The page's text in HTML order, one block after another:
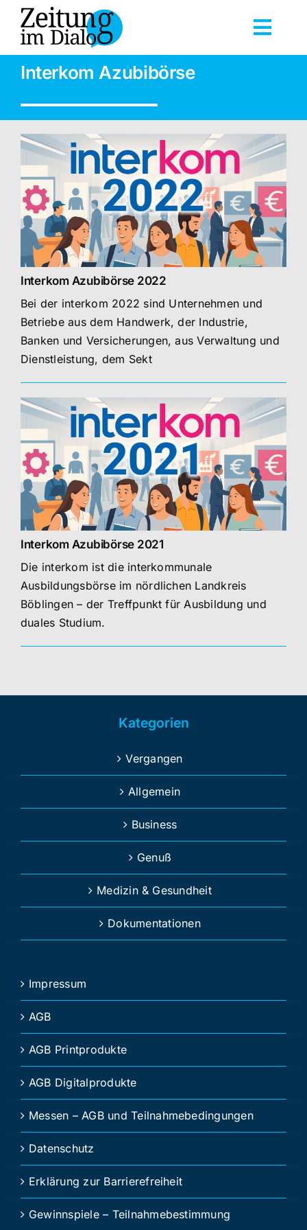
Skip
content
Dokumentationen
Reihen
Über uns
Interkom Azubibörse
Interkom Azubibörse 2022
Bei der interkom 2022 sind Unternehmen und
Betriebe aus dem Handwerk, der Industrie,
Banken und Versicherungen, aus Verwaltung und
Dienstleistung, dem Sekt
Interkom Azubibörse 2021
Die interkom ist die interkommunale
Ausbildungsbörse im nördlichen Landkreis
Böblingen – der Treffpunkt für Ausbildung und
duales Studium.
Kategorien
Vergangen
Allgemein
Business
Genuß
Medizin & Gesundheit
Dokumentationen
Impressum
AGB
AGB Printprodukte
AGB Digitalprodukte
Messen – AGB und Teilnahmebedingungen
Datenschutz
Erklärung zur Barrierefreiheit
Gewinnspiele – Teilnahmebestimmung